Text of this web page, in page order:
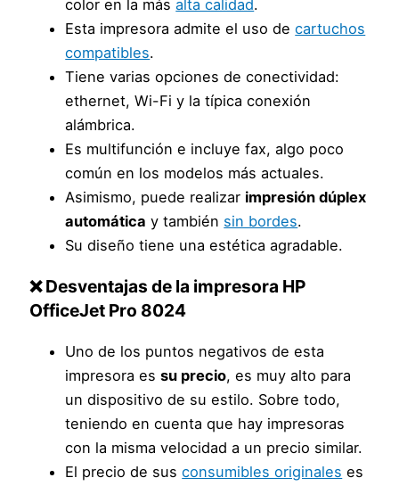
color en la másalta calidad.
Esta impresora admite el uso decartuchos
compatibles.
Tiene varias opciones de conectividad:
ethernet, Wi-Fi y la típica conexión
alámbrica.
Es multifunción e incluye fax, algo poco
común en los modelos más actuales.
Asimismo, puede realizar impresión dúplex
automática y también sin bordes.
Su diseño tiene una estética agradable.
❌ Desventajas de la impresora HP
OfficeJet Pro 8024
Uno de los puntos negativos de esta
impresora essu precio, es muy alto para
un dispositivo de su estilo. Sobre todo,
teniendo en cuenta que hay impresoras
con la misma velocidad a un precio similar.
El precio de susconsumibles originales es